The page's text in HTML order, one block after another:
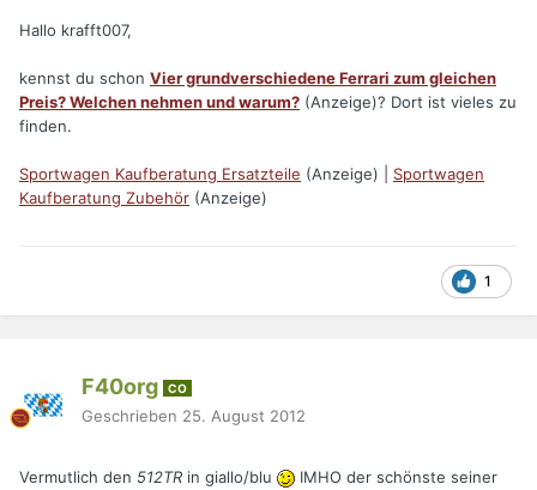
Hallo krafft007,
kennst du schon Vier grundverschiedene Ferrari zum gleichen
Preis? Welchen nehmen und warum? (Anzeige)? Dort ist vieles zu
finden.
Sportwagen Kaufberatung Ersatzteile (Anzeige) | Sportwagen
Kaufberatung Zubehör (Anzeige)
1
F40org CO
Geschrieben 25. August 2012
Vermutlich den 512TR in giallo/blu
IMHO der schönste seiner